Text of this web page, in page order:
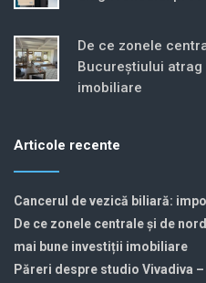
De ce zonele
Bucureștiului
imobiliare
Articole recente
Cancerul de vezică biliară:
De ce zonele centrale și de
mai bune investiții imobiliare
Păreri despre studio Vivadiva